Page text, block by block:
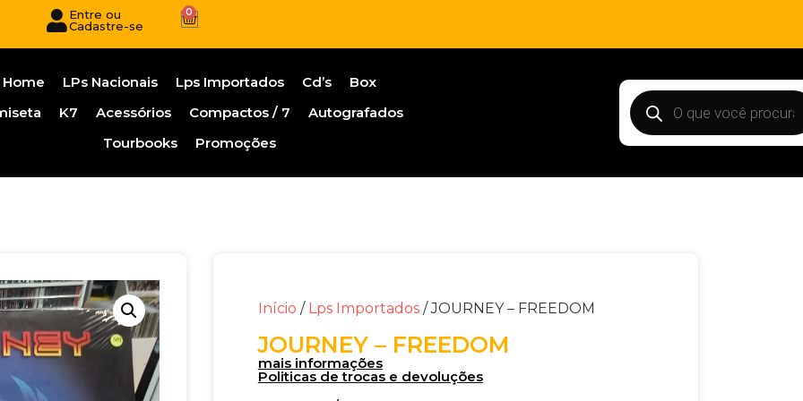
Entre ou
Cadastre-se
0
Home LPs Nacionais Lps Importados Cd’s
Box
K7 Acessórios Compactos / 7
Autografados
Tourbooks
Promoções
Início / Lps Importados/ JOURNEY – FREEDOM
JOURNEY – FREEDOM
mais informações
Politicas de trocas e devoluções